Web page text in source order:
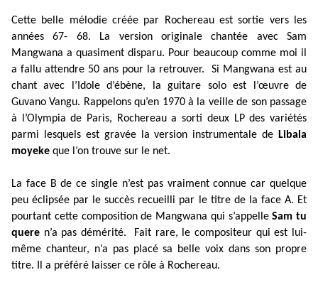
Cette belle mélodie créée par Rochereau est sortie vers les
années 67- 68. La version originale chantée avec Sam
Mangwana a quasiment disparu. Pour beaucoup comme moi il
a fallu attendre 50 ans pour la retrouver. Si Mangwana est au
chant avec l’Idole d’ébène, la guitare solo est l’œuvre de
Guvano Vangu. Rappelons qu’en 1970 à la veille de son passage
à l’Olympia de Paris, Rochereau a sorti deux LP des variétés
parmi lesquels est gravée la version instrumentale de
Libala
moyeke que l’on trouve sur le net.
La face B de ce single n’est pas vraiment connue car quelque
peu éclipsée par le succès recueilli par le titre de la face A. Et
pourtant cette composition de Mangwana qui s’appelleSam tu
quere n’a pas démérité. Fait rare, le compositeur qui est lui-
même chanteur, n’a pas placé sa belle voix dans son propre
titre. Il a préféré laisser ce rôle à Rochereau.